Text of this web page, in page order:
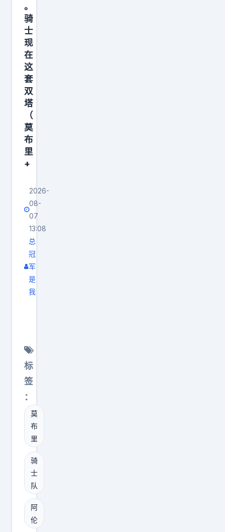
冠
军
需
要
詹
，
眉
，
湖
三
方
同
努
力
，
少
一
个
就
事
，
而
事
实
证
明
，
浓
眉
就
是
这
，
要
知
道
在
上
赛
季
被
独
行
侠
到
奇
才
之
后
，
浓
表
示
想
要
去
争
冠
球
队
，
奇
才
符
没
站
稳
，
就
先
挨
一
记
大
帽
可
话
又
说
回
来
，
纸
面
吓
人
，
落
到
比
赛
里
是
得
看
执
均
得
轰
到
3
7
.
分
。
这
数
字
，
放
在
今
天
都
，
真
不
是
随
便
喊
两
句
就
能
摸
到
。
骑
士
现
在
这
套
双
塔
（
莫
布
里
+
2026-
08-
07
13:08
总
冠
军
是
我
听
着
挺
，
实
操
起
来
大
概
率
是
标
签
：
莫
布
里
骑
士
队
阿
伦